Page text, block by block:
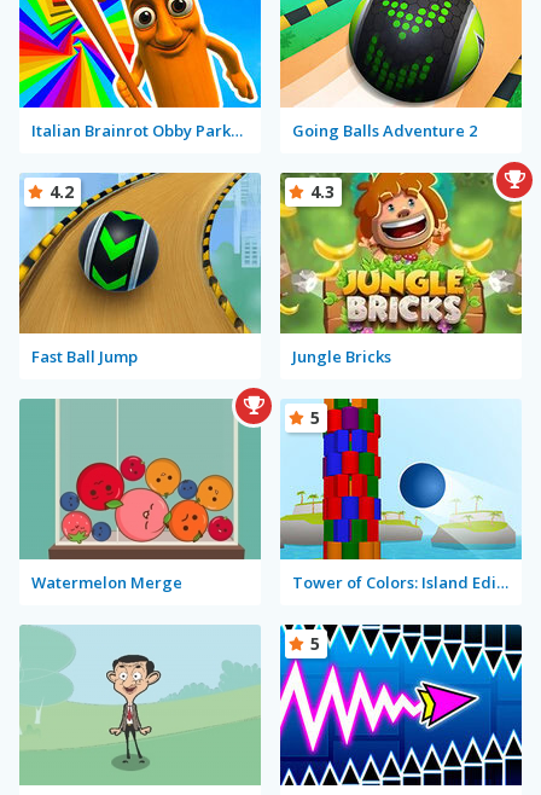
Italian Brainrot Obby Parkour Going Balls Adventure 2
Fast Ball Jump
4.2
Jungle Bricks
4.3
Watermelon Merge Tower of Colors: Island Edition
5
5